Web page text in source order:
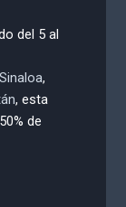
del 5 al
Sinaloa,
, esta
de